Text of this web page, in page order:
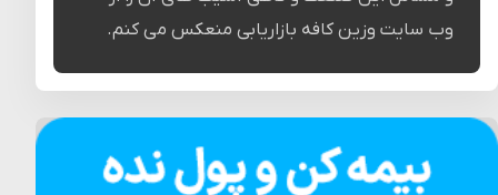
وب سایت وزین کافه بازاریابی منعکس می کنم.